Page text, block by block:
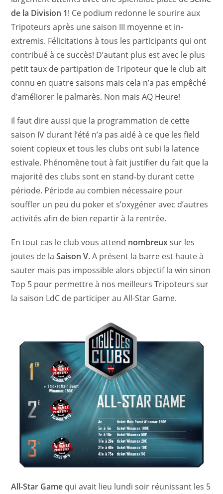
de la Division 1! Ce podium redonne le sourire aux
Tripoteurs après une saison III moyenne et in-
extremis. Félicitations à tous les participants qui ont
contribué à ce succès! D’autant plus est avec le plus
petit taux de partipation de Tripoteur que le club ait
connu en quatre saisons mais cela n’a pas empêché
d’améliorer le palmarès. Non mais AQ Heure!
Il faut dire aussi que la programmation de cette
saison IV durant l’été n’a pas aidé à ce que les field
soient copieux et tous les clubs ont subi la latence
estivale. Phénomène tout à fait justifier du fait que la
majorité des clubs sont en stand-by durant cette
période. Période au combien nécessaire pour
souffler un peu du poker et s’oxygéner avec d’autres
activités afin de bien repartir à la rentrée.
En tout cas le club vous attend nombreux sur les
joutes de la Saison V. A présent la barre est haute à
sauter mais pas impossible alors objectif la win sinon
Top 5 pour permettre à nos meilleurs Tripoteurs sur
la saison LdC de participer au All-Star Game.
All-Star Game qui avait lieu lundi soir réunissant les 5